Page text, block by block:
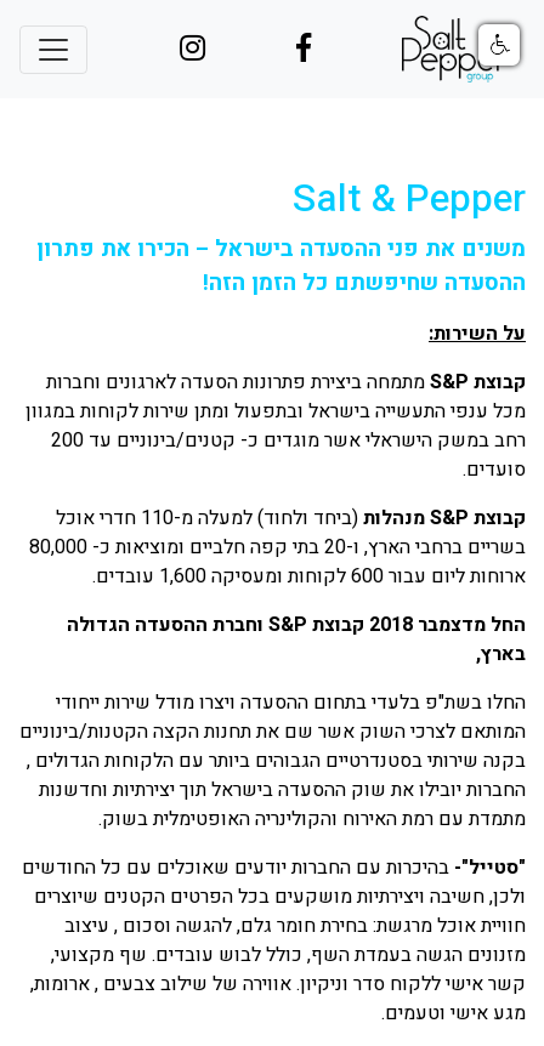
Salt & Pepper
משנים את פני ההסעדה בישראל – הכירו את פתרון
ההסעדה שחיפשתם כל הזמן הזה!
על השירות:
קבוצת S&Pמתמחה ביצירת פתרונות הסעדה לארגונים וחברות
מכל ענפי התעשייה בישראל ובתפעול ומתן שירות לקוחות במגוון
רחב במשק הישראלי אשר מוגדים כ- קטנים/בינוניים עד 200
סועדים.
קבוצת S&Pמנהלות
(ביחד ולחוד) למעלה מ-110 חדרי אוכל
בשריים ברחבי הארץ, ו-20 בתי קפה חלביים ומוציאות כ- 80,000
ארוחות ליום עבור 600 לקוחות ומעסיקה 1,600 עובדים.
החל מדצמבר 2018 קבוצת
S&P וחברת ההסעדה הגדולה
בארץ,
החלו בשת"פ בלעדי בתחום ההסעדה ויצרו מודל שירות ייחודי
המותאם לצרכי השוק אשר שם את תחנות הקצה הקטנות/בינוניים
בקנה שירותי בסטנדרטיים הגבוהים ביותר עם הלקוחות הגדולים ,
החברות יובילו את שוק ההסעדה בישראל תוך יצירתיות וחדשנות
מתמדת עם רמת האירוח והקולינריה האופטימלית בשוק.
"סטייל"- בהיכרות עם החברות יודעים שאוכלים עם כל החודשים
ולכן, חשיבה ויצירתיות מושקעים בכל הפרטים הקטנים שיוצרים
חוויית אוכל מרגשת: בחירת חומר גלם, להגשה וסכום , עיצוב
מזנונים הגשה בעמדת השף, כולל לבוש עובדים. שף מקצועי,
קשר אישי ללקוח סדר וניקיון. אווירה של שילוב צבעים , ארומות,
מגע אישי וטעמים.